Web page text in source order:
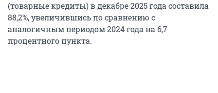
(товарные кредиты) в декабре 2025 года составила
88,2%, увеличившись по сравнению с
аналогичным периодом 2024 года на 6,7
процентного пункта.